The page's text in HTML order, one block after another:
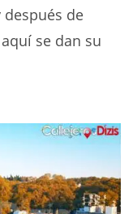
después de
aquí se dan su